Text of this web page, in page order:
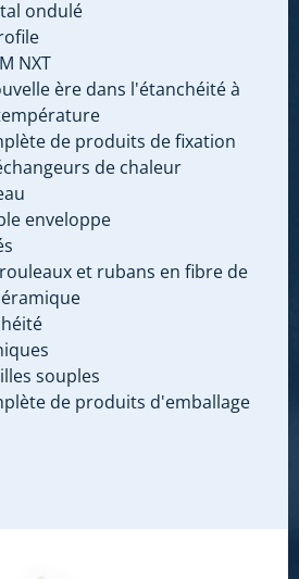
ondulé
NXT
ère dans l'étanchéité à
de produits de fixation
de chaleur
enveloppe
et rubans en fibre de
souples
de produits d'emballage